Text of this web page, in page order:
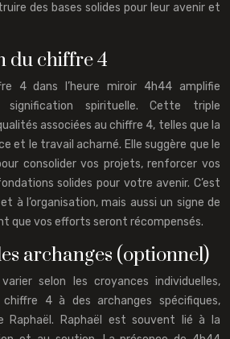
des bases solides pour leur avenir et
du chiffre 4
4 dans l’heure miroir 4h44 amplifie
signification spirituelle. Cette triple
associées au chiffre 4, telles que la
et le travail acharné. Elle suggère que le
consolider vos projets, renforcer vos
solides pour votre avenir. C’est
à l’organisation, mais aussi un signe de
que vos efforts seront récompensés.
archanges (optionnel)
selon les croyances individuelles,
4 à des archanges spécifiques,
Raphaël. Raphaël est souvent lié à la